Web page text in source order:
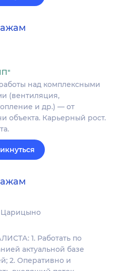
над комплексными
(вентиляция,
и др.) — от
объекта. Карьерный рост.
Царицыно
1. Работать по
актуальной базе
2. Оперативно и